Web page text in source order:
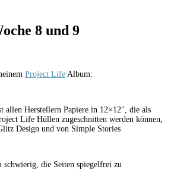
8 und 9
Project Life Album:
allen Herstellern Papiere in 12×12", die als
Life Hüllen zugeschnitten werden können,
Design und von Simple Stories
schwierig, die Seiten spiegelfrei zu